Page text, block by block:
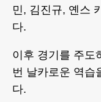
민, 김진규, 옌스
다.
이후 경기를 주도
번 날카로운 역습
다.